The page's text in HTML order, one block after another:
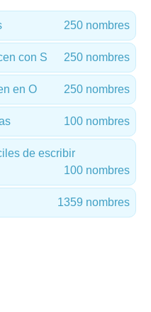
250 nombres
con S 250 nombres
en O 250 nombres
100 nombres
de escribir
100 nombres
1359 nombres